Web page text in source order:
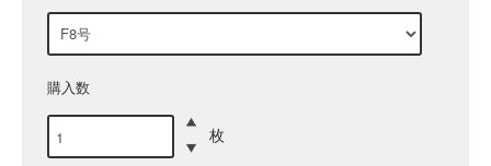
購入数
枚